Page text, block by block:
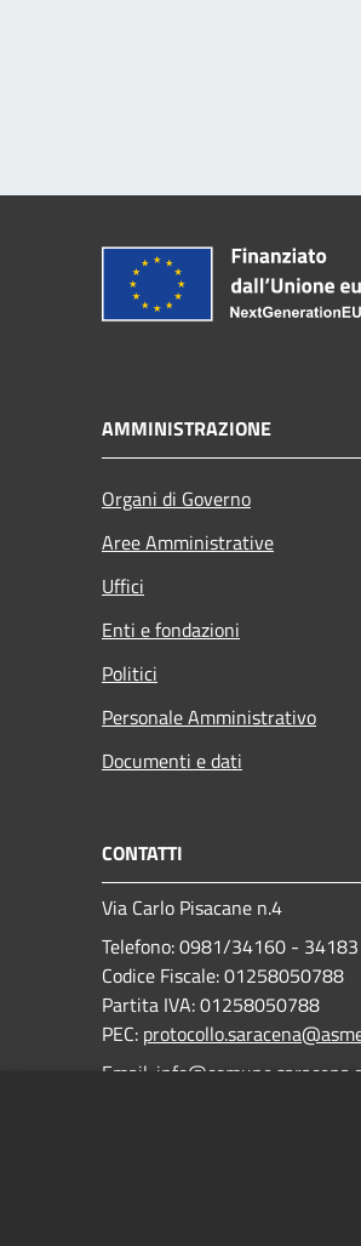
AMMINISTRAZIONE
Organi di Governo
Aree Amministrative
Uffici
Enti e fondazioni
Politici
Personale Amministrativo
Documenti e dati
CONTATTI
Via Carlo Pisacane n.4
Telefono: 0981/34160 - 34183
Codice Fiscale: 01258050788
Partita IVA: 01258050788
PEC:
Email: